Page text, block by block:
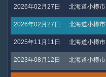
2026年02月27日 北海道小樽市
2026年02月27日 北海道小樽市
2025年11月11日 北海道小樽市
2023年08月12日 北海道小樽市